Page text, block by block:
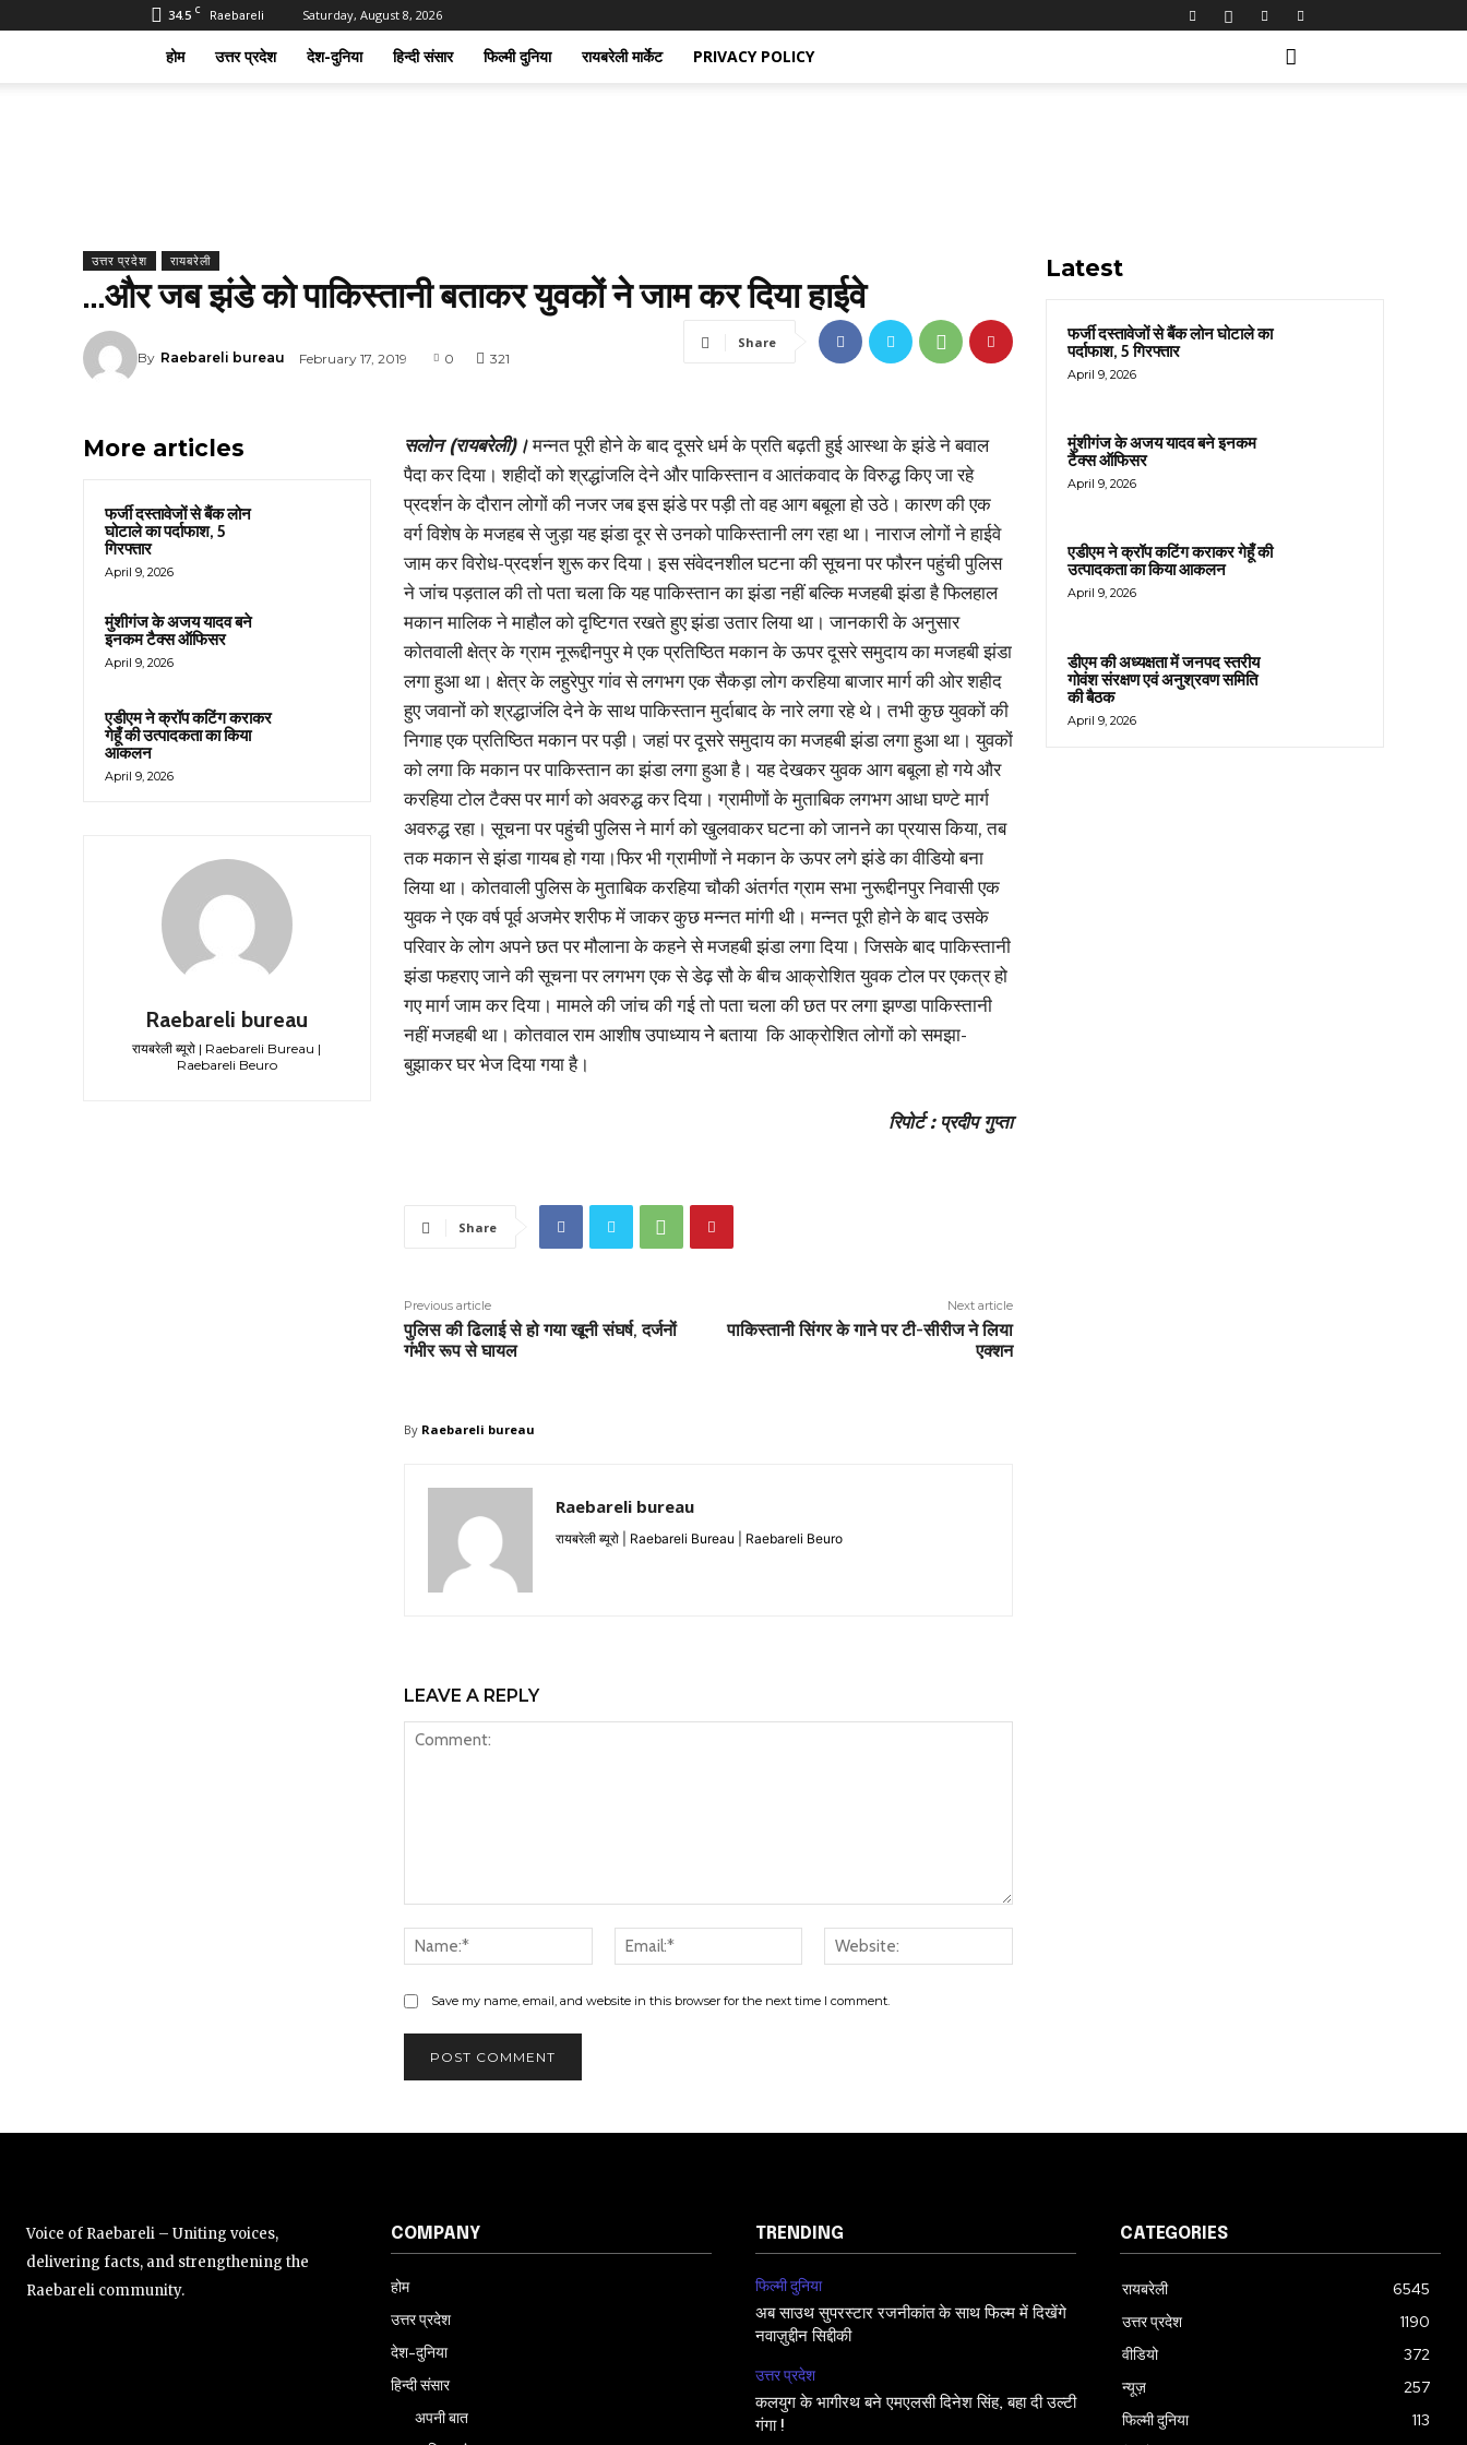
34.5 C Raebareli Saturday, August 8, 2026
होम उत्तर प्रदेश देश-दुनिया हिन्दी संसार फिल्मी दुनिया रायबरेली मार्केट PRIVACY POLICY
उत्तर प्रदेश रायबरेली
…और जब झंडे को पाकिस्तानी बताकर युवकों ने जाम कर दिया हाईवे
By Raebareli bureau February 17, 2019 0 321
Share
More articles
फर्जी दस्तावेजों से बैंक लोन
घोटाले का पर्दाफाश, 5
गिरफ्तार
April 9, 2026
मुंशीगंज के अजय यादव बने
इनकम टैक्स ऑफिसर
April 9, 2026
एडीएम ने क्रॉप कटिंग कराकर
गेहूँ की उत्पादकता का किया
आकलन
April 9, 2026
Raebareli bureau
रायबरेली ब्यूरो | Raebareli Bureau |
Raebareli Beuro
सलोन (रायबरेली)। मन्नत पूरी होने के बाद दूसरे धर्म के प्रति बढ़ती हुई आस्था के झंडे ने बवाल
पैदा कर दिया। शहीदों को श्रद्धांजलि देने और पाकिस्तान व आतंकवाद के विरुद्ध किए जा रहे
प्रदर्शन के दौरान लोगों की नजर जब इस झंडे पर पड़ी तो वह आग बबूला हो उठे। कारण की एक
वर्ग विशेष के मजहब से जुड़ा यह झंडा दूर से उनको पाकिस्तानी लग रहा था। नाराज लोगों ने हाईवे
जाम कर विरोध-प्रदर्शन शुरू कर दिया। इस संवेदनशील घटना की सूचना पर फौरन पहुंची पुलिस
ने जांच पड़ताल की तो पता चला कि यह पाकिस्तान का झंडा नहीं बल्कि मजहबी झंडा है फिलहाल
मकान मालिक ने माहौल को दृष्टिगत रखते हुए झंडा उतार लिया था। जानकारी के अनुसार
कोतवाली क्षेत्र के ग्राम नूरूद्दीनपुर मे एक प्रतिष्ठित मकान के ऊपर दूसरे समुदाय का मजहबी झंडा
लगा हुआ था। क्षेत्र के लहुरेपुर गांव से लगभग एक सैकड़ा लोग करहिया बाजार मार्ग की ओर शहीद
हुए जवानों को श्रद्धाजंलि देने के साथ पाकिस्तान मुर्दाबाद के नारे लगा रहे थे। तभी कुछ युवकों की
निगाह एक प्रतिष्ठित मकान पर पड़ी। जहां पर दूसरे समुदाय का मजहबी झंडा लगा हुआ था। युवकों
को लगा कि मकान पर पाकिस्तान का झंडा लगा हुआ है। यह देखकर युवक आग बबूला हो गये और
करहिया टोल टैक्स पर मार्ग को अवरुद्ध कर दिया। ग्रामीणों के मुताबिक लगभग आधा घण्टे मार्ग
अवरुद्ध रहा। सूचना पर पहुंची पुलिस ने मार्ग को खुलवाकर घटना को जानने का प्रयास किया, तब
तक मकान से झंडा गायब हो गया।फिर भी ग्रामीणों ने मकान के ऊपर लगे झंडे का वीडियो बना
लिया था। कोतवाली पुलिस के मुताबिक करहिया चौकी अंतर्गत ग्राम सभा नुरूद्दीनपुर निवासी एक
युवक ने एक वर्ष पूर्व अजमेर शरीफ में जाकर कुछ मन्नत मांगी थी। मन्नत पूरी होने के बाद उसके
परिवार के लोग अपने छत पर मौलाना के कहने से मजहबी झंडा लगा दिया। जिसके बाद पाकिस्तानी
झंडा फहराए जाने की सूचना पर लगभग एक से डेढ़ सौ के बीच आक्रोशित युवक टोल पर एकत्र हो
गए मार्ग जाम कर दिया। मामले की जांच की गई तो पता चला की छत पर लगा झण्डा पाकिस्तानी
नहीं मजहबी था। कोतवाल राम आशीष उपाध्याय नेे बताया कि आक्रोशित लोगों को समझा-
बुझाकर घर भेज दिया गया है।
रिपोर्ट : प्रदीप गुप्ता
Share
Previous article
पुलिस की ढिलाई से हो गया खूनी संघर्ष, दर्जनों
गंभीर रूप से घायल
Next article
पाकिस्तानी स‍िंगर के गाने पर टी-सीरीज ने ल‍िया
एक्शन
By Raebareli bureau
Raebareli bureau
रायबरेली ब्यूरो | Raebareli Bureau | Raebareli Beuro
LEAVE A REPLY
Name:*
Email:*
Save my name, email, and website in this browser for the next time I comment.
Latest
फर्जी दस्तावेजों से बैंक लोन घोटाले का
पर्दाफाश, 5 गिरफ्तार
April 9, 2026
मुंशीगंज के अजय यादव बने इनकम
टैक्स ऑफिसर
April 9, 2026
एडीएम ने क्रॉप कटिंग कराकर गेहूँ की
उत्पादकता का किया आकलन
April 9, 2026
डीएम की अध्यक्षता में जनपद स्तरीय
गोवंश संरक्षण एवं अनुश्रवण समिति
की बैठक
April 9, 2026
Voice of Raebareli – Uniting voices,
delivering facts, and strengthening the
Raebareli community.
COMPANY
होम
उत्तर प्रदेश
देश-दुनिया
हिन्दी संसार
अपनी बात
TRENDING
फिल्मी दुनिया
अब साउथ सुपरस्टार रजनीकांत के साथ फिल्म में दिखेंगे
नवाज़ुद्दीन सिद्दीकी
उत्तर प्रदेश
कलयुग के भागीरथ बने एमएलसी दिनेश सिंह, बहा दी उल्टी
गंगा !
CATEGORIES
रायबरेली
6545
उत्तर प्रदेश
1190
वीडियो
372
न्यूज़
257
फिल्मी दुनिया
113